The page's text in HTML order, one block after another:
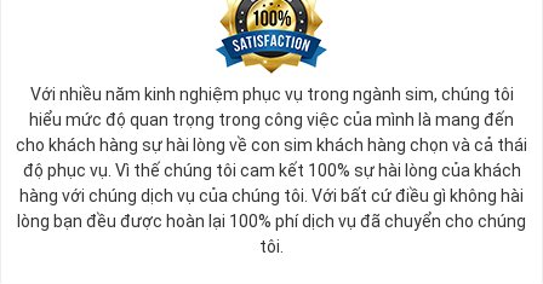
Với nhiều năm kinh nghiệm phục vụ trong ngành sim, chúng tôi
hiểu mức độ quan trọng trong công việc của mình là mang đến
cho khách hàng sự hài lòng về con sim khách hàng chọn và cả thái
độ phục vụ. Vì thế chúng tôi cam kết 100% sự hài lòng của khách
hàng với chúng dịch vụ của chúng tôi. Với bất cứ điều gì không hài
lòng bạn đều được hoàn lại 100% phí dịch vụ đã chuyển cho chúng
tôi.